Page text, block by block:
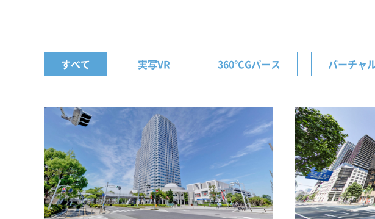
すべて 実写VR 360°CGパース バーチャ